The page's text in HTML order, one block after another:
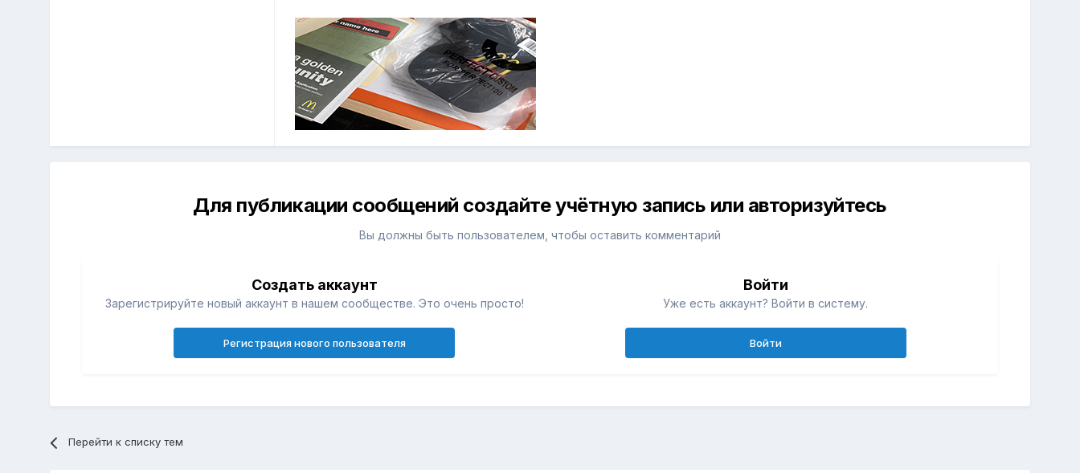
Для публикации сообщений создайте учётную запись или авторизуйтесь
Вы должны быть пользователем, чтобы оставить комментарий
Создать аккаунт
Зарегистрируйте новый аккаунт в нашем сообществе. Это очень просто!
Регистрация нового пользователя
Войти
Уже есть аккаунт? Войти в систему.
Войти
Перейти к списку тем